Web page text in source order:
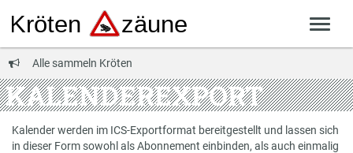
Alle sammeln Kröten
KALENDEREXPORT
Kalender werden im ICS-Exportformat bereitgestellt und lassen sich
in dieser Form sowohl als Abonnement einbinden, als auch einmalig